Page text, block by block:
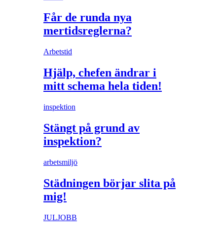
Får de runda nya
mertidsreglerna?
Arbetstid
Hjälp, chefen ändrar i
mitt schema hela tiden!
inspektion
Stängt på grund av
inspektion?
arbetsmiljö
Städningen börjar slita på
mig!
JULJOBB